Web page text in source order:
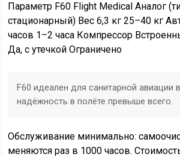
Параметр F60 Flight Medical Аналог
стационарный) Вес 6,3 кг 25–40 кг
часов 1–2 часа Компрессор
Да, с утечкой Ограничено
F60 идеален для санитарной авиации
надёжность в полёте превыше всего.
Обслуживание минимально:
меняются раз в 1000 часов.